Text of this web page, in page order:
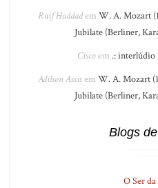
Raif Haddadem W. A. Mozart
Jubilate (Berliner,
Ciscoem .: interlúdio
Adilson Assisem W. A. Mozart
Jubilate (Berliner,
Blogs
O Ser